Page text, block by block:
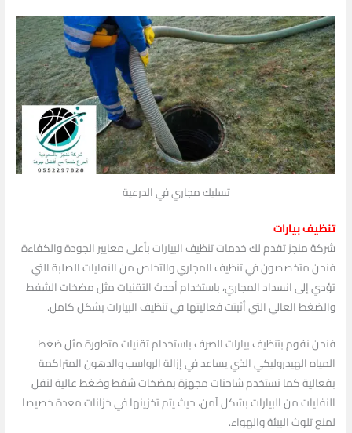
تسليك مجاري في الدرعية
تنظيف بيارات
شركة منجز تقدم لك خدمات تنظيف البيارات بأعلى معايير الجودة والكفاءة
فنحن متخصصون في تنظيف المجاري والتخلص من النفايات الصلبة التي
تؤدي إلى انسداد المجاري، باستخدام أحدث التقنيات مثل مضخات الشفط
والضغط العالي التي أثبتت فعاليتها في تنظيف البيارات بشكل كامل.
فنحن نقوم بتنظيف بيارات الصرف باستخدام تقنيات متطورة مثل ضغط
المياه الهيدروليكي الذي يساعد في إزالة الرواسب والدهون المتراكمة
بفعالية كما نستخدم شاحنات مجهزة بمضخات شفط وضغط عالية لنقل
النفايات من البيارات بشكل آمن، حيث يتم تخزينها في خزانات معدة خصيصا
لمنع تلوث البيئة والهواء.